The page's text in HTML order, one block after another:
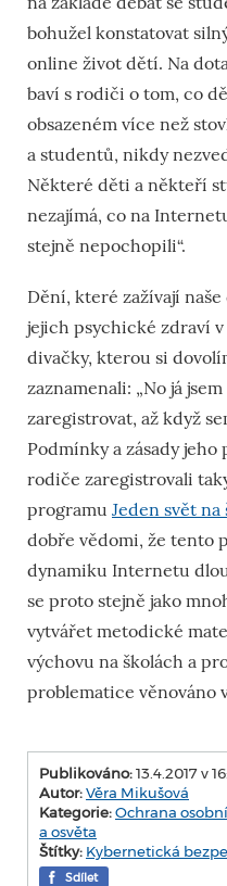
bohužel konstatovat
online život dětí. Na
baví s rodiči o tom, co
obsazeném více než
a studentů, nikdy
Některé děti a někteří
nezajímá, co na
stejně nepochopili“.
Dění, které zažívají
jejich psychické zdraví
divačky, kterou si
zaznamenali: „No já
zaregistrovat, až když
Podmínky a zásady
rodiče zaregistrovali
programu Jeden svět na
dobře vědomi, že tento
dynamiku Internetu
se proto stejně jako
vytvářet metodické
výchovu na školách a
problematice věnováno
Publikováno:13.4.2017 v
Autor:Věra Mikušová
Kategorie:Ochrana
a osvěta
Štítky: Kybernetická
Sdílet